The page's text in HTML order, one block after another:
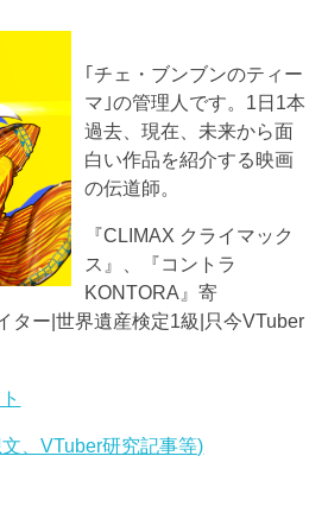
｢チェ・ブンブンのティー
マ｣の管理人です。1日1本
過去、現在、未来から面
白い作品を紹介する映画
の伝道師。
『CLIMAX クライマック
ス』、『コントラ
KONTORA』寄
ター|世界遺産検定1級|只今VTuber
、VTuber研究記事等)